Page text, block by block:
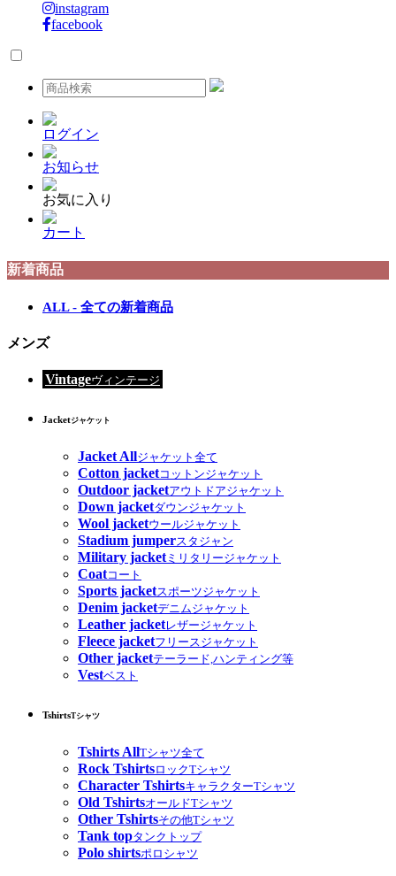
instagram
facebook
ログイン
お知らせ
お気に入り
カート
新着商品
ALL - 全ての新着商品
メンズ
Vintageヴィンテージ
Jacketジャケット
Jacket Allジャケット全て
Cotton jacketコットンジャケット
Outdoor jacketアウトドアジャケット
Down jacketダウンジャケット
Wool jacketウールジャケット
Stadium jumperスタジャン
Military jacketミリタリージャケット
Coatコート
Sports jacketスポーツジャケット
Denim jacketデニムジャケット
Leather jacketレザージャケット
Fleece jacketフリースジャケット
Other jacketテーラード,ハンティング等
Vestベスト
TshirtsTシャツ
Tshirts AllTシャツ全て
Rock TshirtsロックTシャツ
Character TshirtsキャラクターTシャツ
Old TshirtsオールドTシャツ
Other Tshirtsその他Tシャツ
Tank topタンクトップ
Polo shirtsポロシャツ